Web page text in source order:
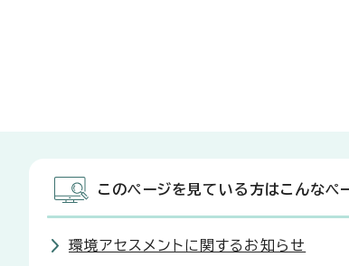
このページを見ている方はこんなペ
環境アセスメントに関するお知らせ